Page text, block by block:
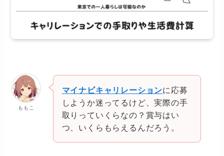
ももこ
マイナビキャリレーションに応募
しようか迷ってるけど、実際の手
取りっていくらなの？賞与はい
つ、いくらもらえるんだろう。